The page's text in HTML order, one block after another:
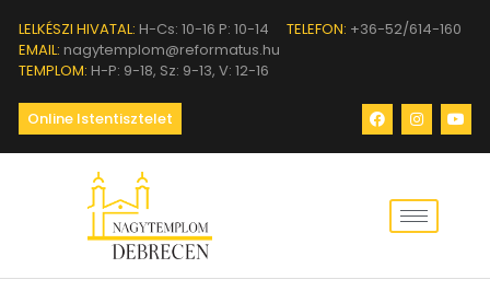
LELKÉSZI HIVATAL: H-Cs: 10-16 P: 10-14 TELEFON: +36-52/614-160
EMAIL: nagytemplom@reformatus.hu
TEMPLOM: H-P: 9-18, Sz: 9-13, V: 12-16
Online Istentisztelet